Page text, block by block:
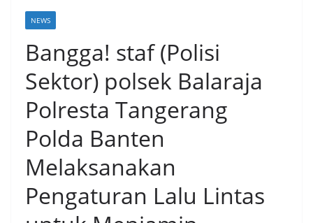
NEWS
Bangga! staf (Polisi
Sektor) polsek Balaraja
Polresta Tangerang
Polda Banten
Melaksanakan
Pengaturan Lalu Lintas